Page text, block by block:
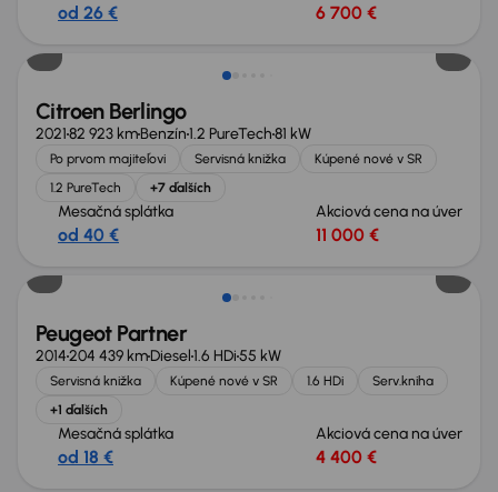
od 26 € 6 700 €
Zlacnené o 500 €
Citroen Berlingo
202182 923 kmBenzín1.2 PureTech81 kW
Po prvom majiteľovi Servisná knižka
Kúpené nové v SR
1.2 PureTech
+7 ďalších
Mesačná splátka
od 40 €
Akciová cena na úver
11 000 €
Peugeot Partner
2014204 439 kmDiesel1.6 HDi55 kW
Servisná knižka Kúpené nové v SR 1.6 HDi
Serv.kniha
+1 ďalších
Mesačná splátka
od 18 €
Akciová cena na úver
4 400 €
Možnosť odpočtu DPH